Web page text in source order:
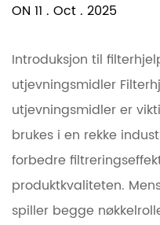
ON 11 . Oct . 2025
Introduksjon til
utjevningsmidler
utjevningsmidler er
brukes i en rekke
forbedre
produktkvaliteten.
spiller begge